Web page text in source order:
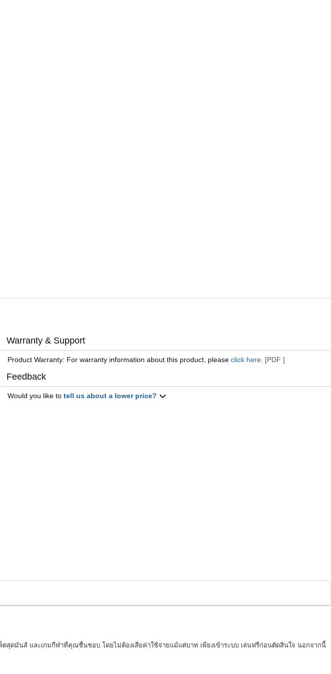
Warranty & Support
Product Warranty: For warranty information about this product, pleaseclick here. [PDF ]
Feedback
Would you like totell us about a lower price?
สุดมันส์ และเกมกีฬาที่คุณชื่นชอบ โดยไม่ต้องเสียค่าใช้จ่ายแม้แต่บาท เพียงเข้าระบบ เล่นฟรีก่อนตัดสินใจ นอกจากนี้